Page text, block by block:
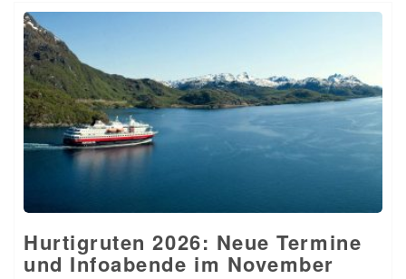
Hurtigruten 2026: Neue Termine
und Infoabende im November